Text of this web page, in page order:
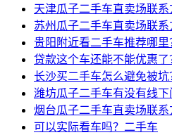
天津瓜子二手车直卖场联
苏州瓜子二手车直卖场联
贵阳附近看二手车推荐哪里
贷款这个车还能不能优惠了
长沙买二手车怎么避免被坑
潍坊瓜子二手车有没有线
烟台瓜子二手车直卖场联
可以实际看车吗？二手车